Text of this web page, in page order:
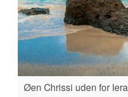
Øen Chrissi uden for